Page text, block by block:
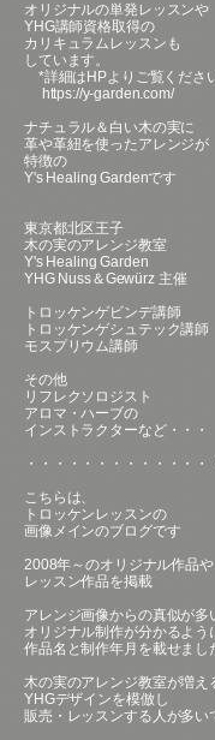
オリジナルの単発レッスンや
YHG講師資格取得の
カリキュラムレッスンも
しています。
*詳細はHPよりご覧くださ
https://y-garden.com/
ナチュラル＆白い木の実に
革や革紐を使ったアレンジが
特徴の
Y's Healing Gardenです
東京都北区王子
木の実のアレンジ教室
Y's Healing Garden
YHG Nuss＆Gewürz 主催
トロッケンゲビンデ講師
トロッケンゲシュテック講師
モスプリウム講師
その他
リフレクソロジスト
アロマ・ハーブの
インストラクターなど・・・
・・・・・・・・・・・・・
こちらは、
トロッケンレッスンの
画像メインのブログです
2008年～のオリジナル作品や
レッスン作品を掲載
アレンジ画像からの真似が多
オリジナル制作が分かるよう
作品名と制作年月を載せまし
木の実のアレンジ教室が増え
YHGデザインを模倣し
販売・レッスンする人が多い